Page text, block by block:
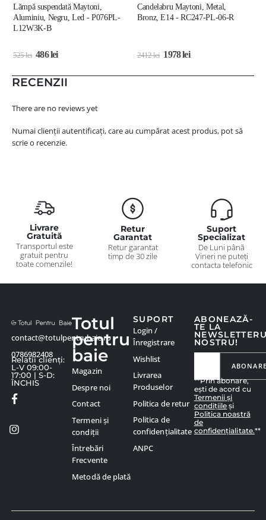
Lămpă suspendată Maytoni,
Aluminiu, Negru, Led - P076PL-
L12W3K-B
525lei 486lei
Candelabru Maytoni, Metal,
Bronz, E14 - RC247-PL-06-R
2412lei 1978lei
RECENZII
There are no reviews yet
Numai clienții autentificați, care au cumpărat acest produs, pot să
scrie o recenzie.
Livrare
Gratuită
Transportul este
gratuit pentru
toate comenzile!
Retur
Garantat
Retur garantat
timp de 30 zile
Suport
Specializat
De Luni până
Vineri ne puteți
contacta telefonic
contact@totulpentrubaie.ro
0786982408
Relatii clienți:
L-V 09:00-
17:00 | S-D:
ÎNCHIS
ABONEAZĂ-
TE LA
NOSTRU!
**Prin abonare,
ești de acord cu
Termenii și
condițiile și
Politica noastră
de
confidențialitate.**
Totul
pentru
baie
Magazin
Despre noi
Contact
Termeni și
condiții
Întrebări
Frecvente
Metodă de plată
SUPORT
Login /
Înregistrare
Wishlist
Livrarea
Produselor
Politica de retur
Politica de
confidențialitate
ANPC